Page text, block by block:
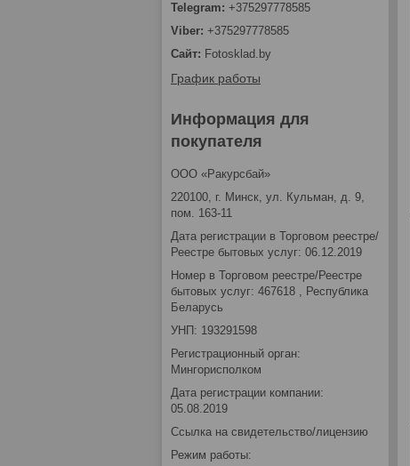
+375297778585
+375297778585
Fotosklad.by
График работы
Информация для
покупателя
ООО «Ракурсбай»
220100, г. Минск, ул. Кульман, д. 9,
пом. 163-11
Дата регистрации в Торговом реестре/
Реестре бытовых услуг: 06.12.2019
Номер в Торговом реестре/Реестре
бытовых услуг: 467618 , Республика
Беларусь
УНП: 193291598
Регистрационный орган:
Мингорисполком
Дата регистрации компании:
05.08.2019
Ссылка на свидетельство/лицензию
Режим работы: